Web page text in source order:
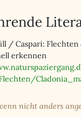
/ Caspari: Flechten
erkennen
nicht anders